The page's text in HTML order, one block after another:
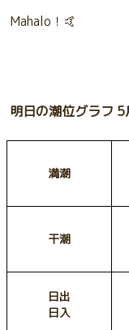
Mahalo！🤙
明日の潮位グラフ
満潮
干潮
日出
日入